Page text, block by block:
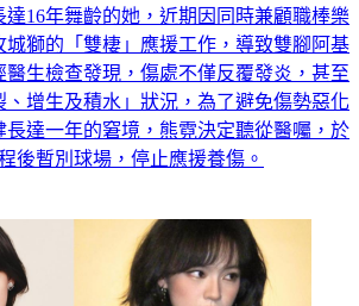
達16年舞齡的她，近期因同時兼顧職棒樂
城獅的「雙棲」應援工作，導致雙腳阿基
醫生檢查發現，傷處不僅反覆發炎，甚至
、增生及積水」狀況，為了避免傷勢惡化
長達一年的窘境，熊霓決定聽從醫囑，於
後暫別球場，停止應援養傷。